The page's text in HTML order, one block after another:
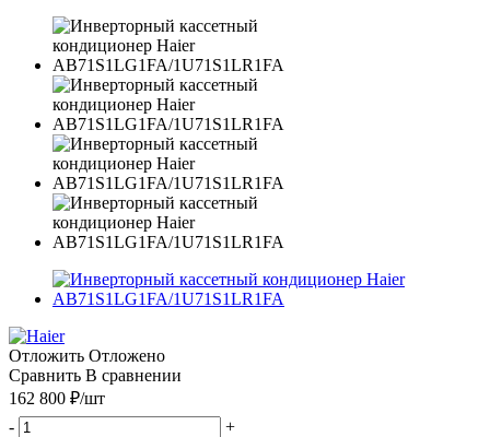
Отложить Отложено
Сравнить В сравнении
162 800 ₽/шт
-
+